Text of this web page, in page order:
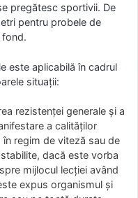
pregătesc sportivii. De
pentru probele de
este aplicabilă în cadrul
situaţii:
rezistenţei generale şi a
a calităţilor
regim de viteză sau de
dacă este vorba
mijlocul lecţiei având
expus organismul şi